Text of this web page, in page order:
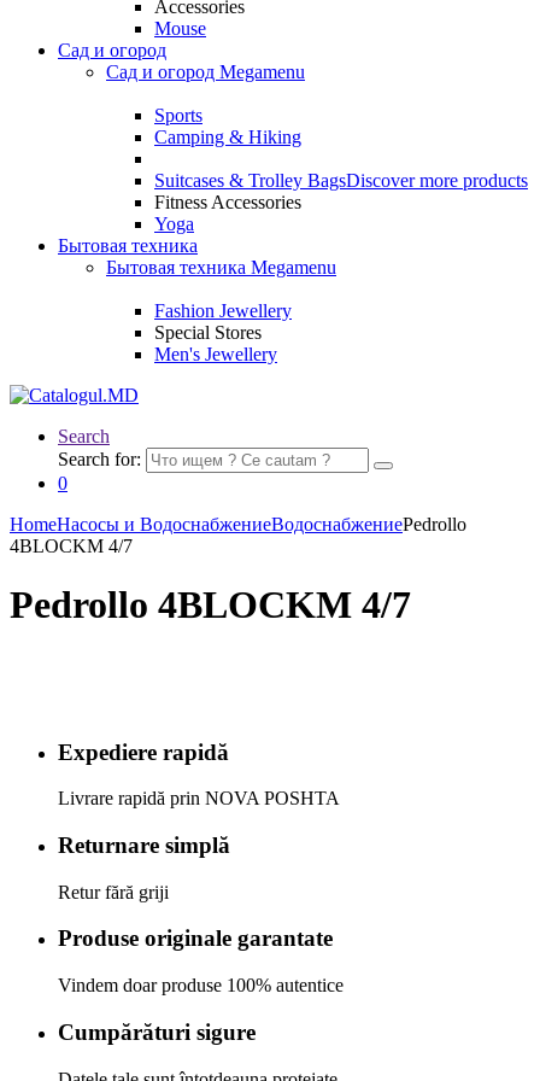
Accessories
Mouse
Сад и огород
Сад и огород Megamenu
Sports
Camping & Hiking
Suitcases & Trolley BagsDiscover more products
Fitness Accessories
Yoga
Бытовая техника
Бытовая техника Megamenu
Fashion Jewellery
Special Stores
Men's Jewellery
Search
Search for:
0
HomeНасосы и ВодоснабжениеВодоснабжениеPedrollo
4BLOCKM 4/7
Pedrollo 4BLOCKM 4/7
Expediere rapidă
Livrare rapidă prin NOVA POSHTA
Returnare simplă
Retur fără griji
Produse originale garantate
Vindem doar produse 100% autentice
Cumpărături sigure